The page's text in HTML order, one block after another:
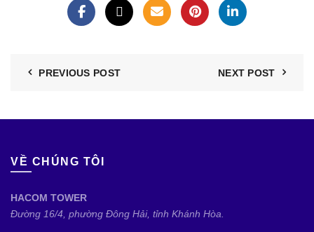
PREVIOUS POST NEXT POST
VỀ CHÚNG TÔI
HACOM TOWER
Đường 16/4, phường Đông Hải, tỉnh Khánh Hòa.